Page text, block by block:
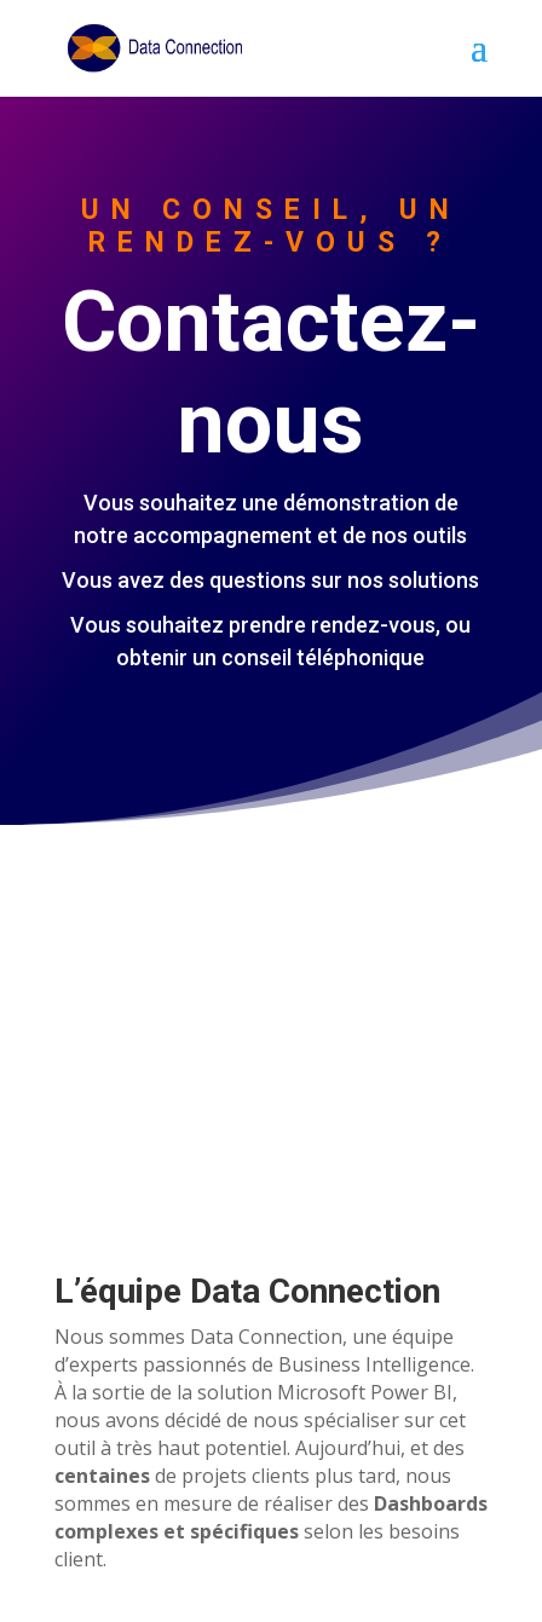
UN CONSEIL, UN
RENDEZ-VOUS ?
Contactez-
nous
Vous souhaitez une démonstration de
notre accompagnement et de nos outils
Vous avez des questions sur nos solutions
Vous souhaitez prendre rendez-vous, ou
obtenir un conseil téléphonique
L’équipe Data Connection
Nous sommes Data Connection, une équipe
d’experts passionnés de Business Intelligence.
À la sortie de la solution Microsoft Power BI,
nous avons décidé de nous spécialiser sur cet
outil à très haut potentiel. Aujourd’hui, et des
centainesde projets clients plus tard, nous
sommes en mesure de réaliser des Dashboards
complexes et spécifiquesselon les besoins
client.